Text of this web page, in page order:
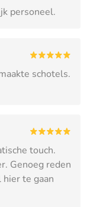
personeel.
schotels.
touch.
Genoeg reden
te gaan